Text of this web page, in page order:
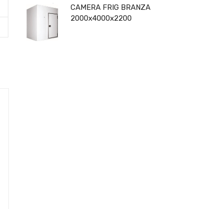
CAMERA FRIG BRANZA
2000x4000x2200